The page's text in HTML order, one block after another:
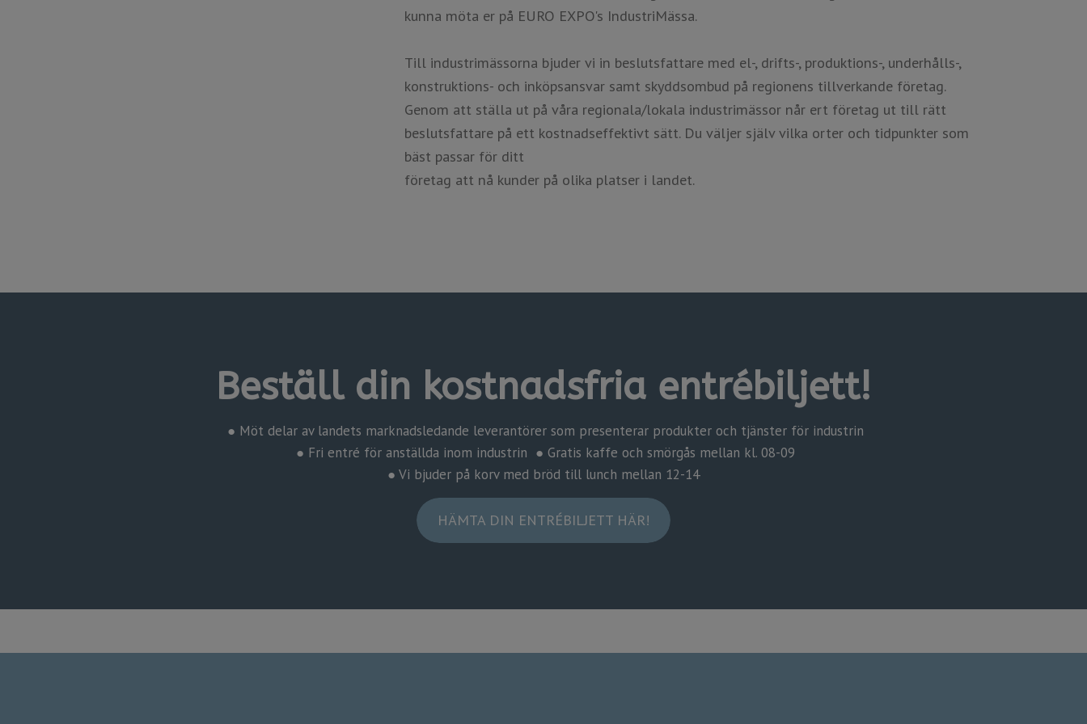
kunna möta er på ​​​​​​​EURO EXPO's IndustriMässa.
​​​​​​​Till industrimässorna bjuder vi in beslutsfattare med el-, drifts-, produktions-, underhålls-,
konstruktions- och inköpsansvar samt skyddsombud på regionens tillverkande företag.
Genom att ställa ut på våra regionala/lokala industrimässor når ert företag ut till rätt
beslutsfattare på ett kostnadseffektivt sätt. Du väljer själv vilka orter och tidpunkter som
bäst passar för ditt
​​​​​​​företag att nå kunder ​​​​​​​på olika platser i landet.
Beställ din kostnadsfria entrébiljett!
● Möt delar av landets marknadsledande leverantörer som presenterar produkter och tjänster för industrin
​​​​​​​ ● Fri entré för anställda inom industrin ● Gratis kaffe och smörgås mellan kl. 08-09
​​​​​​​● Vi bjuder på korv med bröd till lunch mellan 12-14
HÄMTA DIN ENTRÉBILJETT HÄR!